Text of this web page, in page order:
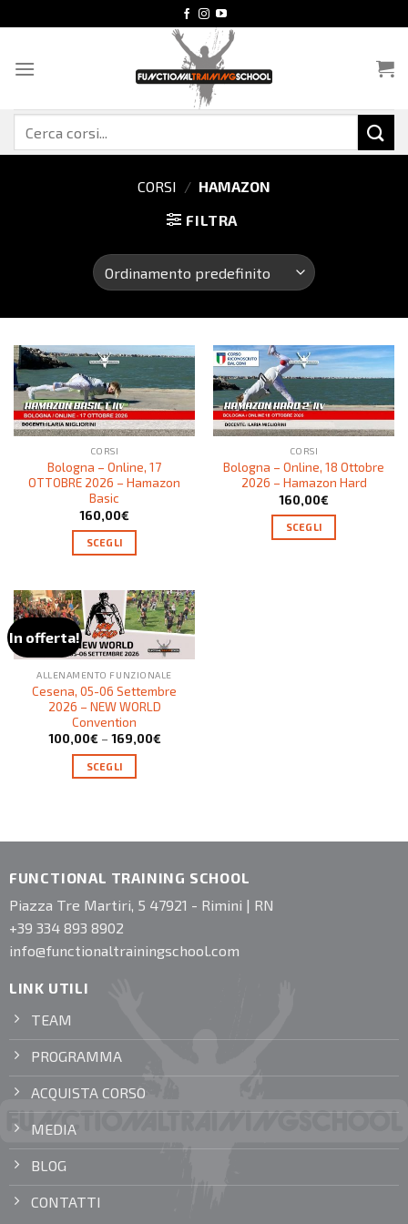
ai
CORSI / HAMAZON
FILTRA
CORSI
Bologna – Online, 17
OTTOBRE 2026 – Hamazon
Basic
160,00€
SCEGLI
CORSI
Bologna – Online, 18 Ottobre
2026 – Hamazon Hard
160,00€
SCEGLI
In offerta!
ALLENAMENTO FUNZIONALE
Cesena, 05-06 Settembre
2026 – NEW WORLD
Convention
100,00€ – 169,00€
SCEGLI
FUNCTIONAL TRAINING SCHOOL
Piazza Tre Martiri, 5 47921 - Rimini | RN
+39 334 893 8902
info@functionaltrainingschool.com
LINK UTILI
TEAM
PROGRAMMA
ACQUISTA CORSO
MEDIA
BLOG
CONTATTI